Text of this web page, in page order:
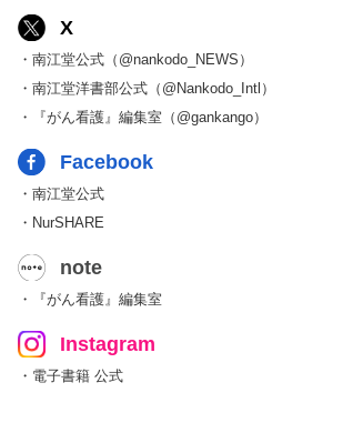
X
・南江堂公式（@nankodo_NEWS）
・南江堂洋書部公式（@Nankodo_Intl）
・『がん看護』編集室（@gankango）
Facebook
・南江堂公式
・NurSHARE
note
・『がん看護』編集室
Instagram
・電子書籍 公式